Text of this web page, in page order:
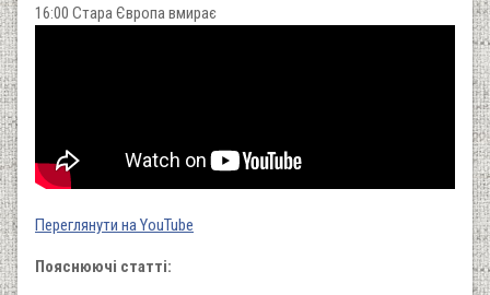
16:00 Стара Європа вмирає
Переглянути на YouTube
Пояснюючі статті: